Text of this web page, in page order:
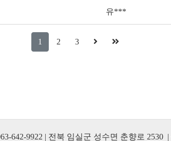
유***
1 2 3
642-9922 | 전북 임실군 성수면 춘향로 2530 |